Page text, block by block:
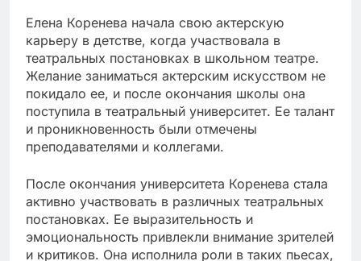
Елена Коренева начала свою актерскую
карьеру в детстве, когда участвовала в
театральных постановках в школьном театре.
Желание заниматься актерским искусством не
покидало ее, и после окончания школы она
поступила в театральный университет. Ее талант
и проникновенность были отмечены
преподавателями и коллегами.
После окончания университета Коренева стала
активно участвовать в различных театральных
постановках. Ее выразительность и
эмоциональность привлекли внимание зрителей
и критиков. Она исполнила роли в таких пьесах,